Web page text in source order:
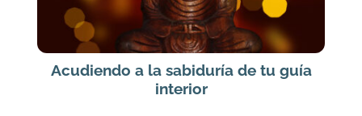
Acudiendo a la sabiduría de tu guía
interior